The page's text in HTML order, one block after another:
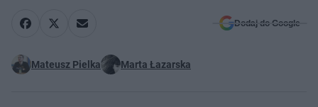
Dodaj do Google
Mateusz Pielka Marta Łazarska